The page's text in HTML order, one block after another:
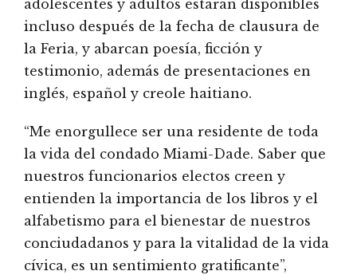
adolescentes y adultos estarán disponibles
incluso después de la fecha de clausura de
la Feria, y abarcan poesía, ficción y
testimonio, además de presentaciones en
inglés, español y creole haitiano.
“Me enorgullece ser una residente de toda
la vida del condado Miami-Dade. Saber que
nuestros funcionarios electos creen y
entienden la importancia de los libros y el
alfabetismo para el bienestar de nuestros
conciudadanos y para la vitalidad de la vida
cívica, es un sentimiento gratificante”,